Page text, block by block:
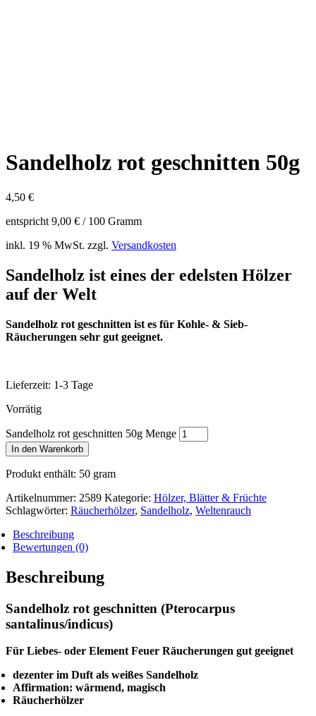
Sandelholz rot geschnitten 50g
4,50 €
entspricht 9,00 € / 100 Gramm
inkl. 19 % MwSt. zzgl. Versandkosten
Sandelholz ist eines der edelsten Hölzer
auf der Welt
Sandelholz rot geschnitten ist es für Kohle- & Sieb-
Räucherungen sehr gut geeignet.
Lieferzeit: 1-3 Tage
Vorrätig
Sandelholz rot geschnitten 50g Menge
In den Warenkorb
Produkt enthält: 50 gram
Artikelnummer: 2589 Kategorie: Hölzer, Blätter & Früchte
Schlagwörter: Räucherhölzer, Sandelholz, Weltenrauch
Beschreibung
Bewertungen (0)
Beschreibung
Sandelholz rot geschnitten (Pterocarpus
santalinus/indicus)
Für Liebes- oder Element Feuer Räucherungen gut geeignet
dezenter im Duft als weißes Sandelholz
Affirmation: wärmend, magisch
Räucherhölzer